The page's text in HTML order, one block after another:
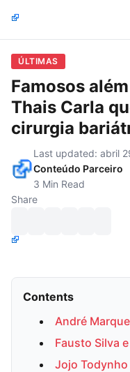
ÚLTIMAS
Famosos
Thais Carla
cirurgia
Last updated: abril
Conteúdo Parceiro
3 Min Read
Share
Contents
André
Fausto Silva
Jojo Todynho